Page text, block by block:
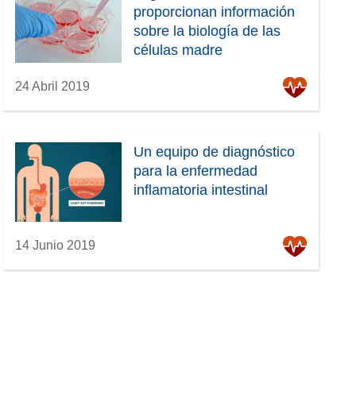
proporcionan información
sobre la biología de las
células madre
24 Abril 2019
Un equipo de diagnóstico
para la enfermedad
inflamatoria intestinal
14 Junio 2019